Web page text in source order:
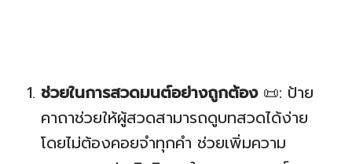
ช่วยในการสวดมนต์อย่างถูกต้อง📜: ป้าย
คาถาช่วยให้ผู้สวดสามารถดูบทสวดได้ง่าย
โดยไม่ต้องคอยจำทุกคำ ช่วยเพิ่มความ